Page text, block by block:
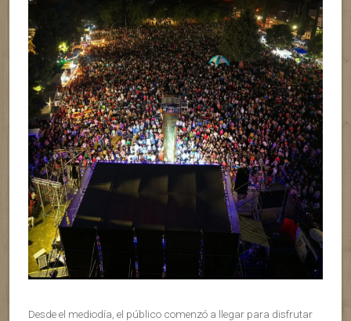
Desde el mediodía, el público comenzó a llegar para disfrutar